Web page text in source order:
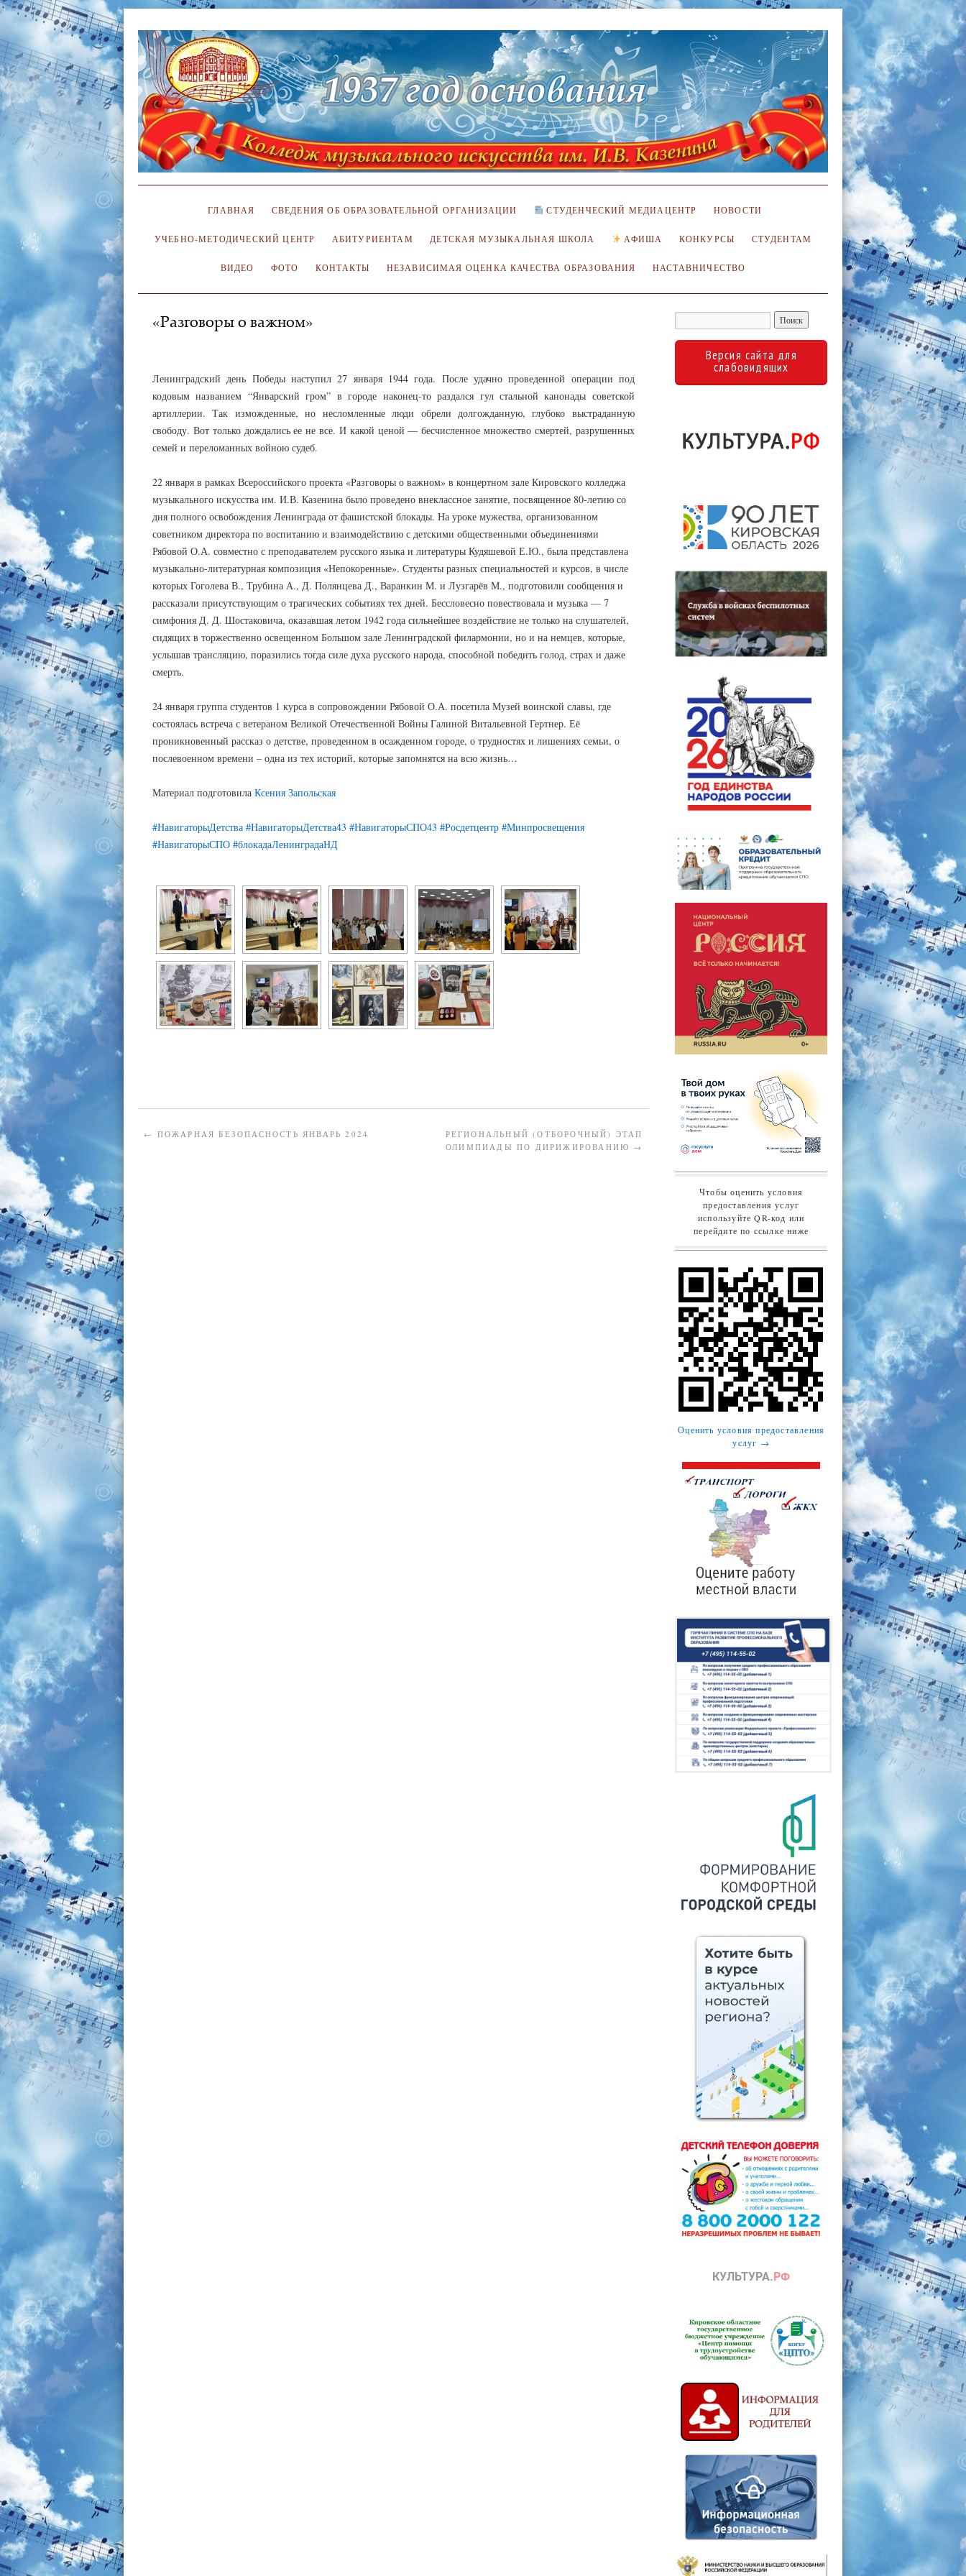
ГЛАВНАЯ СВЕДЕНИЯ ОБ ОБРАЗОВАТЕЛЬНОЙ ОРГАНИЗАЦИИ СТУДЕНЧЕСКИЙ МЕДИАЦЕНТР НОВОСТИ
УЧЕБНО-МЕТОДИЧЕСКИЙ ЦЕНТР АБИТУРИЕНТАМ ДЕТСКАЯ МУЗЫКАЛЬНАЯ ШКОЛА АФИША КОНКУРСЫ СТУДЕНТАМ
ВИДЕО ФОТО КОНТАКТЫ НЕЗАВИСИМАЯ ОЦЕНКА КАЧЕСТВА ОБРАЗОВАНИЯ НАСТАВНИЧЕСТВО
«Разговоры о важном»
Ленинградский день Победы наступил 27 января 1944 года. После удачно проведенной операции под
кодовым названием “Январский гром” в городе наконец-то раздался гул стальной канонады советской
артиллерии. Так изможденные, но несломленные люди обрели долгожданную, глубоко выстраданную
свободу. Вот только дождались ее не все. И какой ценой — бесчисленное множество смертей, разрушенных
семей и переломанных войною судеб.
22 января в рамках Всероссийского проекта «Разговоры о важном» в концертном зале Кировского колледжа
музыкального искусства им. И.В. Казенина было проведено внеклассное занятие, посвященное 80-летию со
дня полного освобождения Ленинграда от фашистской блокады. На уроке мужества, организованном
советником директора по воспитанию и взаимодействию с детскими общественными объединениями
Рябовой О.А. совместно с преподавателем русского языка и литературы Кудяшевой Е.Ю., была представлена
музыкально-литературная композиция «Непокоренные». Студенты разных специальностей и курсов, в числе
которых Гоголева В., Трубина А., Д. Полянцева Д., Варанкин М. и Лузгарёв М., подготовили сообщения и
рассказали присутствующим о трагических событиях тех дней. Бессловесно повествовала и музыка — 7
симфония Д. Д. Шостаковича, оказавшая летом 1942 года сильнейшее воздействие не только на слушателей,
сидящих в торжественно освещенном Большом зале Ленинградской филармонии, но и на немцев, которые,
услышав трансляцию, поразились тогда силе духа русского народа, способной победить голод, страх и даже
смерть.
24 января группа студентов 1 курса в сопровождении Рябовой О.А. посетила Музей воинской славы, где
состоялась встреча с ветераном Великой Отечественной Войны Галиной Витальевной Гертнер. Её
проникновенный рассказ о детстве, проведенном в осажденном городе, о трудностях и лишениях семьи, о
послевоенном времени – одна из тех историй, которые запомнятся на всю жизнь…
Материал подготовила Ксения Запольская
#НавигаторыДетства #НавигаторыДетства43 #НавигаторыСПО43 #Росдетцентр #Минпросвещения
#НавигаторыСПО #блокадаЛенинградаНД
← ПОЖАРНАЯ БЕЗОПАСНОСТЬ ЯНВАРЬ 2024
РЕГИОНАЛЬНЫЙ (ОТБОРОЧНЫЙ) ЭТАП
ОЛИМПИАДЫ ПО ДИРИЖИРОВАНИЮ →
Версия сайта для
слабовидящих
Чтобы оценить условия
предоставления услуг
используйте QR-код или
перейдите по ссылке ниже
Оценить условия предоставления
услуг →